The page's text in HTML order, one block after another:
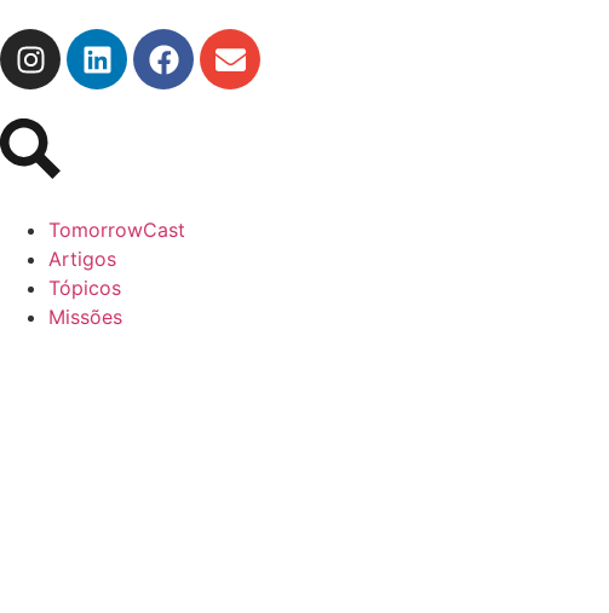
TomorrowCast
Artigos
Tópicos
Missões